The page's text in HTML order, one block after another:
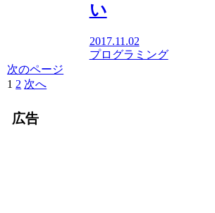
い
2017.11.02
プログラミング
次のページ
1 2 次へ
広告